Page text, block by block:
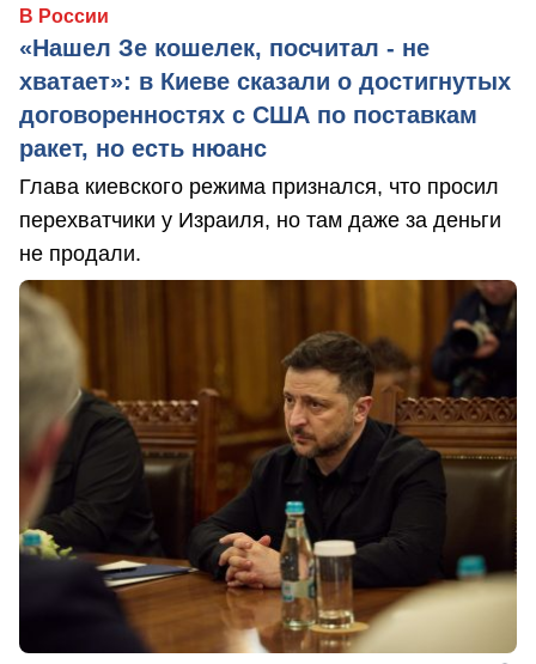
В России
«Нашел Зе кошелек, посчитал - не
хватает»: в Киеве сказали о достигнутых
договоренностях с США по поставкам
ракет, но есть нюанс
Глава киевского режима признался, что просил
перехватчики у Израиля, но там даже за деньги
не продали.